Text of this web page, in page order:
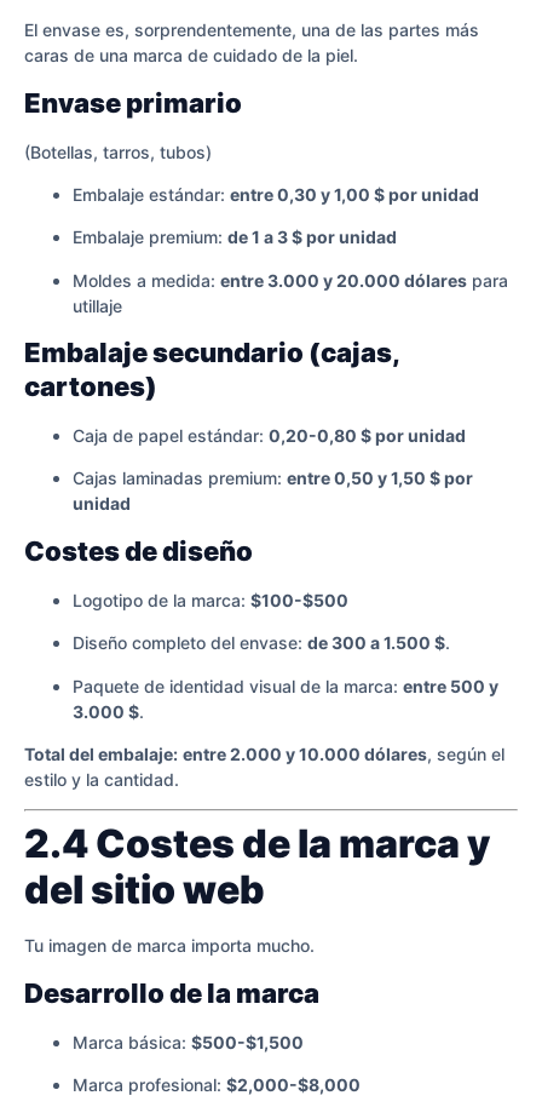
El envase es, sorprendentemente, una de las partes más
caras de una marca de cuidado de la piel.
Envase primario
(Botellas, tarros, tubos)
Embalaje estándar: entre 0,30 y 1,00 $ por unidad
Embalaje premium: de 1 a 3 $ por unidad
Moldes a medida: entre 3.000 y 20.000 dólares para
utillaje
Embalaje secundario (cajas,
cartones)
Caja de papel estándar: 0,20-0,80 $ por unidad
Cajas laminadas premium: entre 0,50 y 1,50 $ por
unidad
Costes de diseño
Logotipo de la marca: $100-$500
Diseño completo del envase: de 300 a 1.500 $.
Paquete de identidad visual de la marca: entre 500 y
3.000 $.
Total del embalaje: entre 2.000 y 10.000 dólares, según el
estilo y la cantidad.
2.4 Costes de la marca y
del sitio web
Tu imagen de marca importa mucho.
Desarrollo de la marca
Marca básica: $500-$1,500
Marca profesional: $2,000-$8,000